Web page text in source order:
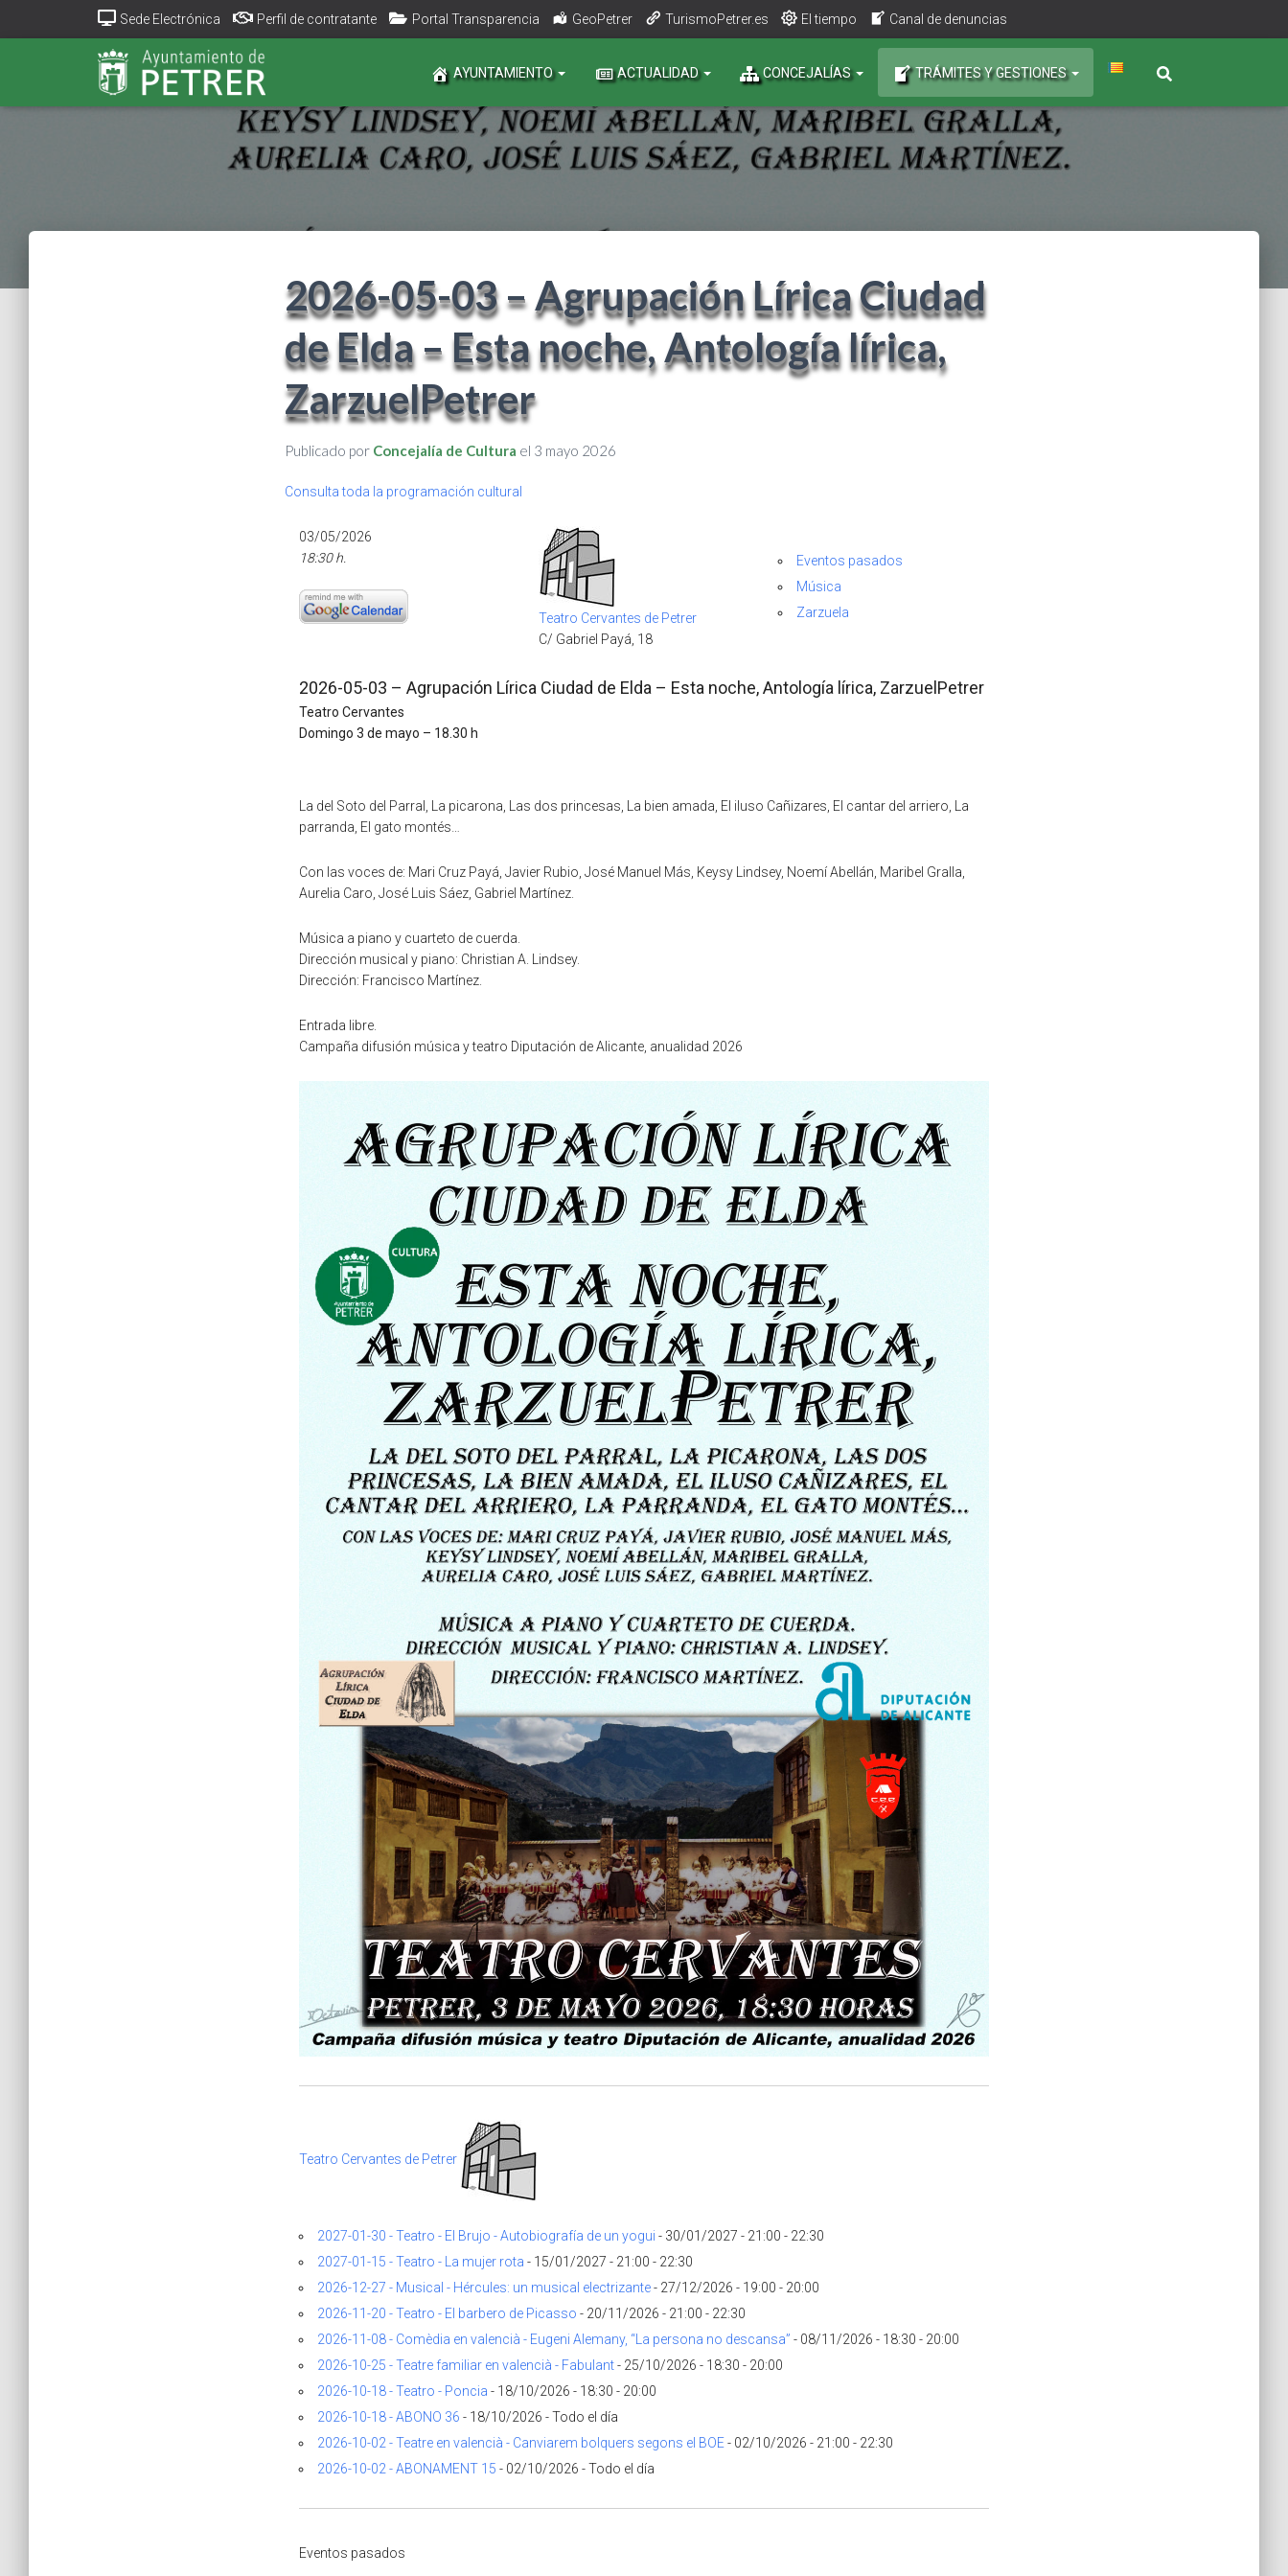
Sede Electrónica Perfil de contratante Portal Transparencia GeoPetrer TurismoPetrer.es El tiempo Canal de denuncias
AYUNTAMIENTO ACTUALIDAD CONCEJALÍAS TRÁMITES Y GESTIONES
2026-05-03 – Agrupación Lírica Ciudad
de Elda – Esta noche, Antología lírica,
ZarzuelPetrer
Publicado por Concejalía de Cultura el 3 mayo 2026
Consulta toda la programación cultural
03/05/2026
18:30 h.
Teatro Cervantes de Petrer
C/ Gabriel Payá, 18
Eventos pasados
Música
Zarzuela
2026-05-03 – Agrupación Lírica Ciudad de Elda – Esta noche, Antología lírica, ZarzuelPetrer
Teatro Cervantes
Domingo 3 de mayo – 18.30 h
La del Soto del Parral, La picarona, Las dos princesas, La bien amada, El iluso Cañizares, El cantar del arriero, La
parranda, El gato montés…
Con las voces de: Mari Cruz Payá, Javier Rubio, José Manuel Más, Keysy Lindsey, Noemí Abellán, Maribel Gralla,
Aurelia Caro, José Luis Sáez, Gabriel Martínez.
Música a piano y cuarteto de cuerda.
Dirección musical y piano: Christian A. Lindsey.
Dirección: Francisco Martínez.
Entrada libre.
Campaña difusión música y teatro Diputación de Alicante, anualidad 2026
Teatro Cervantes de Petrer
2027-01-30 - Teatro - El Brujo - Autobiografía de un yogui - 30/01/2027 - 21:00 - 22:30
2027-01-15 - Teatro - La mujer rota - 15/01/2027 - 21:00 - 22:30
2026-12-27 - Musical - Hércules: un musical electrizante- 27/12/2026 - 19:00 - 20:00
2026-11-20 - Teatro - El barbero de Picasso - 20/11/2026 - 21:00 - 22:30
2026-11-08 - Comèdia en valencià - Eugeni Alemany, “La persona no descansa” - 08/11/2026 - 18:30 - 20:00
2026-10-25 - Teatre familiar en valencià - Fabulant- 25/10/2026 - 18:30 - 20:00
2026-10-18 - Teatro - Poncia - 18/10/2026 - 18:30 - 20:00
2026-10-18 - ABONO 36 - 18/10/2026 - Todo el día
2026-10-02 - Teatre en valencià - Canviarem bolquers segons el BOE- 02/10/2026 - 21:00 - 22:30
2026-10-02 - ABONAMENT 15 - 02/10/2026 - Todo el día
Eventos pasados